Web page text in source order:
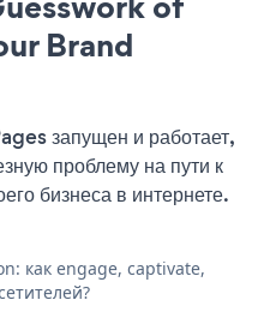
Brand
запущен и работает,
проблему на пути к
бизнеса в интернете.
как engage, captivate,